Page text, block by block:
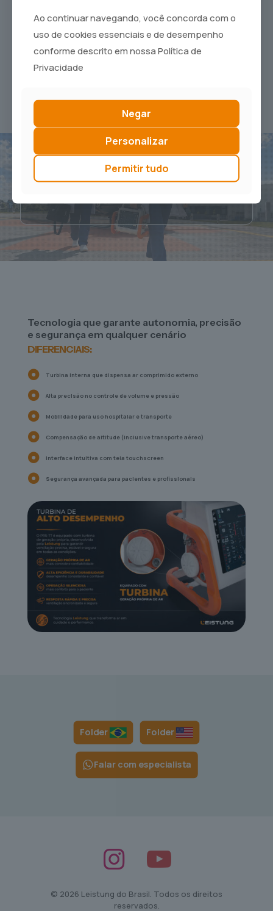
Tecnologia que garante autonomia, precisão
e segurança em qualquer cenário
DIFERENCIAIS:
Turbina interna que dispensa ar comprimido externo
Alta precisão no controle de volume e pressão
Mobilidade para uso hospitalar e transporte
Compensação de altitude (inclusive transporte aéreo)
Interface intuitiva com tela touchscreen
Segurança avançada para pacientes e profissionais
Folder Folder
Falar com especialista
© 2026 Leistung do Brasil. Todos os direitos
reservados.
Ao continuar navegando, você concorda com o
uso de cookies essenciais e de desempenho
conforme descrito em nossa Política de
Privacidade
Negar
Personalizar
Permitir tudo